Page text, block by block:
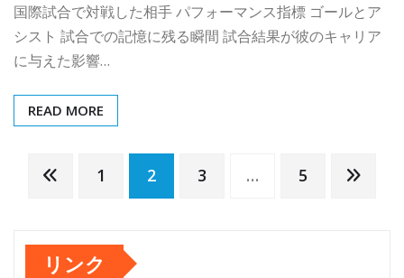
国際試合で対戦した相手 パフォーマンス指標 ゴールとア
シスト 試合での記憶に残る瞬間 試合結果が彼のキャリア
に与えた影響…
READ MORE
Posts
pagination
1 2 3 … 5
リンク